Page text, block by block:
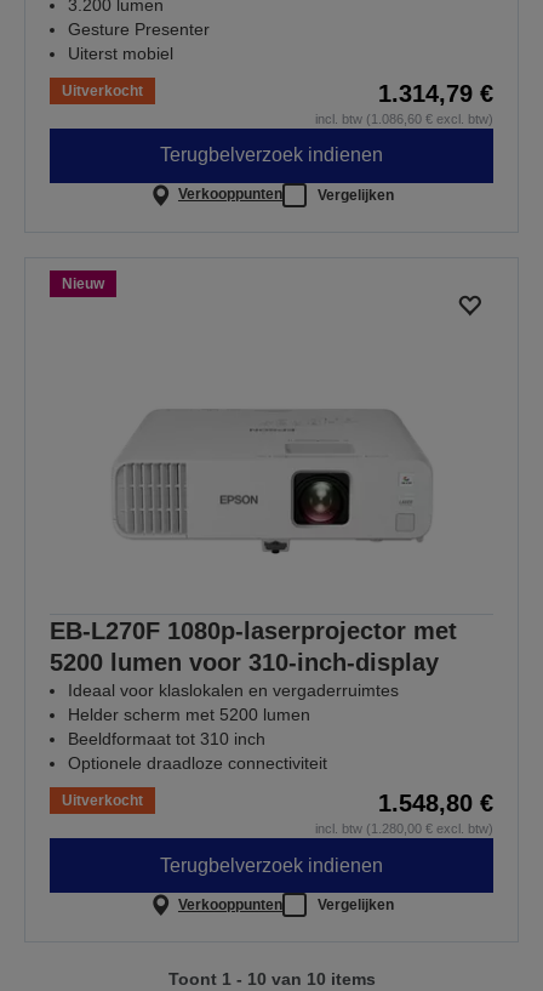
3.200 lumen
Gesture Presenter
Uiterst mobiel
Uitverkocht 1.314,79 €
incl. btw (1.086,60 € excl. btw)
Terugbelverzoek indienen
Verkooppunten Vergelijken
Nieuw
EB-L270F 1080p-laserprojector met
5200 lumen voor 310-inch-display
Ideaal voor klaslokalen en vergaderruimtes
Helder scherm met 5200 lumen
Beeldformaat tot 310 inch
Optionele draadloze connectiviteit
Uitverkocht 1.548,80 €
incl. btw (1.280,00 € excl. btw)
Terugbelverzoek indienen
Verkooppunten Vergelijken
Toont 1 - 10 van 10 items